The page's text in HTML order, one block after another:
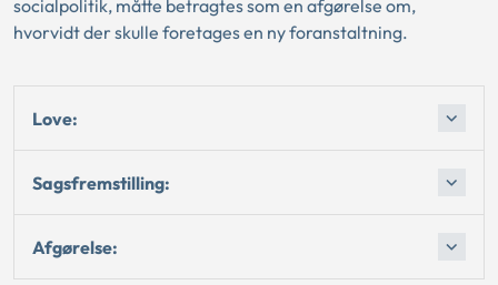
socialpolitik, måtte betragtes som en afgørelse om,
hvorvidt der skulle foretages en ny foranstaltning.
Love:
Sagsfremstilling:
Afgørelse: